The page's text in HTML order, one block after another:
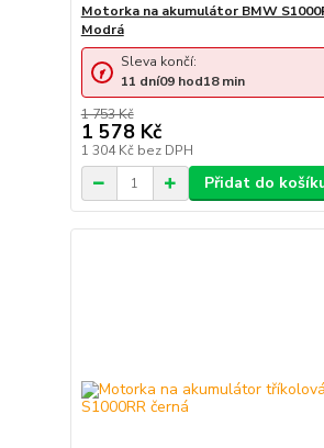
Motorka na akumulátor BMW
Modrá
1 753 Kč
1 578 Kč
1 304 Kč bez DPH
Sleva končí:
11 dní09 hod18min
Přidat do